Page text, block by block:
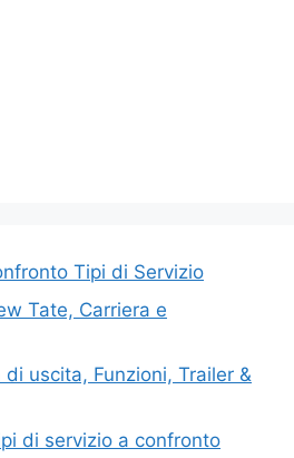
Tipi di Servizio
Tate, Carriera e
uscita, Funzioni, Trailer &
di servizio a confronto